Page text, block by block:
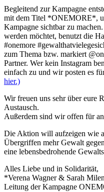
Begleitend zur Kampagne
mit dem Titel *ONEMORE*,
Kampagne sichtbar zu
werden möchtet, benutzt die
#onemore
zum Thema bzw. markiert
Partner. Wer kein Instagram
einfach zu und wir posten es
hier.)
Wir freuen uns sehr über eure
Austausch.
Außerdem sind wir offen für
Die Aktion will aufzeigen wie
Übergriffen mehr Gewalt
eine lebensbedrohende
Alles Liebe und in Solidarität,
*Verena Wagner & Sarah
Leitung der Kampagne